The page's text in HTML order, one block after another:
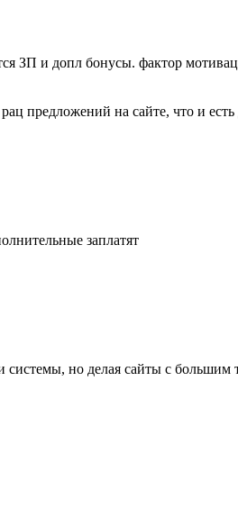
ЗП и допл бонусы. фактор
предложений на сайте, что и
заплатят
но делая сайты с большим